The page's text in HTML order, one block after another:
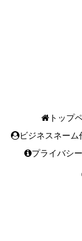
トップ
ビジネスネーム
プライバシ